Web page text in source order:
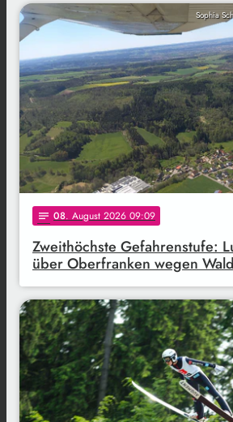
Sophia
notes 08. August 2026 09:09
Zweithöchste Gefahrenstufe:
über Oberfranken wegen